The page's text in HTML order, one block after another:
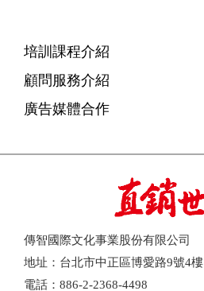
培訓課程介紹
顧問服務介紹
廣告媒體合作
傳智國際文化事業股份有限公司
地址：台北市中正區博愛路9號4樓
電話：886-2-2368-4498